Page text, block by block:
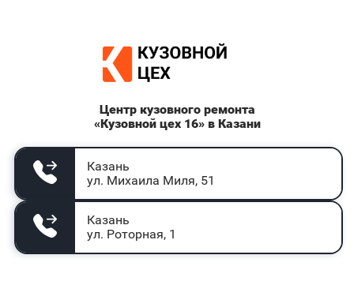
Центр кузовного ремонта
«Кузовной цех 16» в Казани
Казань
ул. Михаила Миля, 51
Казань
ул. Роторная, 1